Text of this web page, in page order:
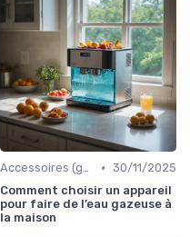
Accessoires (gourdes, filtres, etc.) • 30/11/2025
Comment choisir un appareil
pour faire de l’eau gazeuse à
la maison